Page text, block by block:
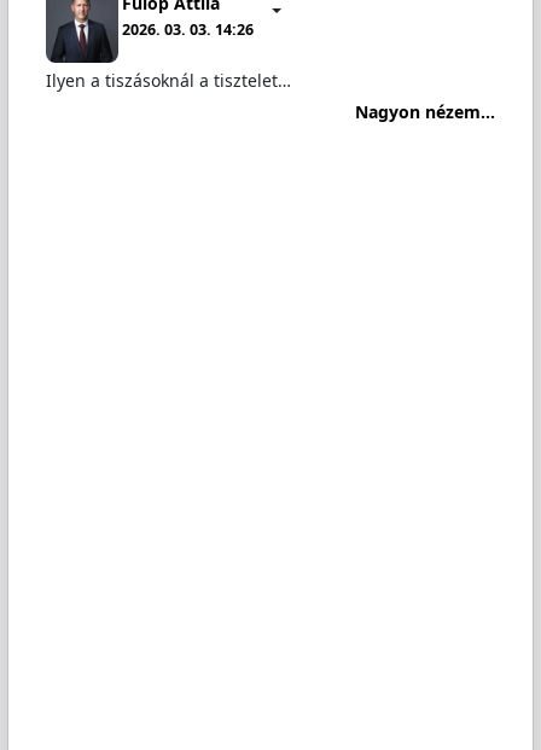
2026. 03. 03. 14:26
Ilyen a tiszásoknál a tisztelet…
Nagyon nézem...